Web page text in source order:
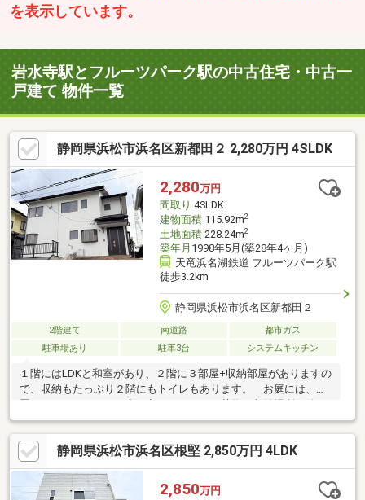
を表示しています。
岩水寺駅とフルーツパーク駅の中古住宅・中古一
戸建て 物件一覧
静岡県浜松市浜名区新都田２ 2,280万円 4SLDK
2,280万円
間取り 4SLDK
建物面積115.92m2
土地面積228.24m2
築年月 1998年5月(築28年4ヶ月)
天竜浜名湖鉄道 フルーツパーク駅
徒歩3.2km
静岡県浜松市浜名区新都田２
2階建て 南道路
都市ガス
駐車場あり
駐車3台 システムキッチン
１階にはLDKと和室があり、２階に３部屋+収納部屋がありますの
で、収納もたっぷり２階にもトイレもあります。 お庭には、物
保。 カインズモールまで歩いて４分 スーパーマーケットやホ
ームセンター・家電もありとても生活に便利です。
静岡県浜松市浜名区根堅 2,850万円 4LDK
2,850万円